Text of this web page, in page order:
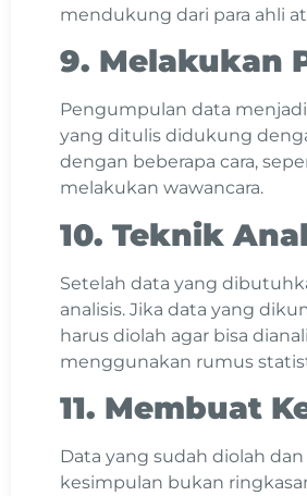
mendukung dari para ahli
9. Melakukan
Pengumpulan data
yang ditulis didukung
dengan beberapa cara,
melakukan wawancara.
10. Teknik
Setelah data yang
analisis. Jika data yang
harus diolah agar bisa
menggunakan rumus
11. Membuat
Data yang sudah diolah
kesimpulan bukan